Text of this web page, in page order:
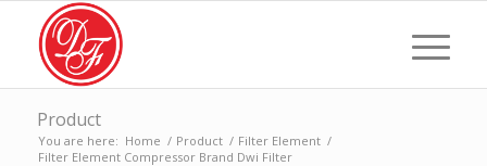
Product
You are here: Home / Product / Filter Element /
Filter Element Compressor Brand Dwi Filter